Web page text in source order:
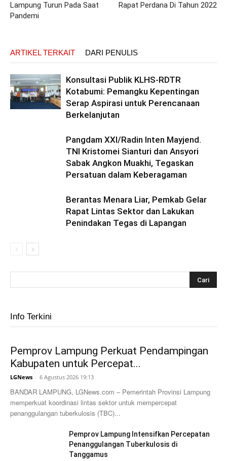
Lampung Turun Pada Saat
Pandemi
Rapat Perdana Di Tahun 2022
ARTIKEL TERKAIT DARI PENULIS
Konsultasi Publik KLHS-RDTR
Kotabumi: Pemangku Kepentingan
Serap Aspirasi untuk Perencanaan
Berkelanjutan
Pangdam XXI/Radin Inten Mayjend.
TNI Kristomei Sianturi dan Ansyori
Sabak Angkon Muakhi, Tegaskan
Persatuan dalam Keberagaman
Berantas Menara Liar, Pemkab Gelar
Rapat Lintas Sektor dan Lakukan
Penindakan Tegas di Lapangan
Info Terkini
Pemprov Lampung Perkuat Pendampingan
Kabupaten untuk Percepat...
LGNews - 6 Agustus 2026 19:13
BANDAR LAMPUNG, LGNews.com – Pemerintah Provinsi Lampung
memperkuat koordinasi lintas sektor untuk mempercepat
penanggulangan tuberkulosis (TBC)...
Pemprov Lampung Intensifkan Percepatan
Penanggulangan Tuberkulosis di
Tanggamus